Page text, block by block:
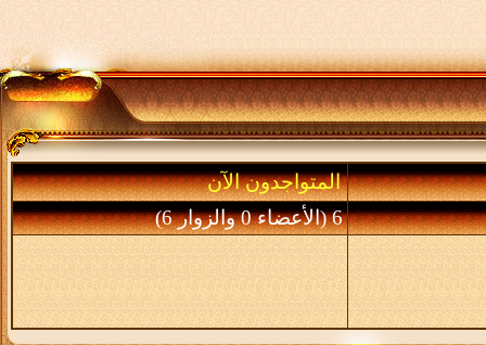
المتواجدون الآن
6 (الأعضاء 0 والزوار 6)